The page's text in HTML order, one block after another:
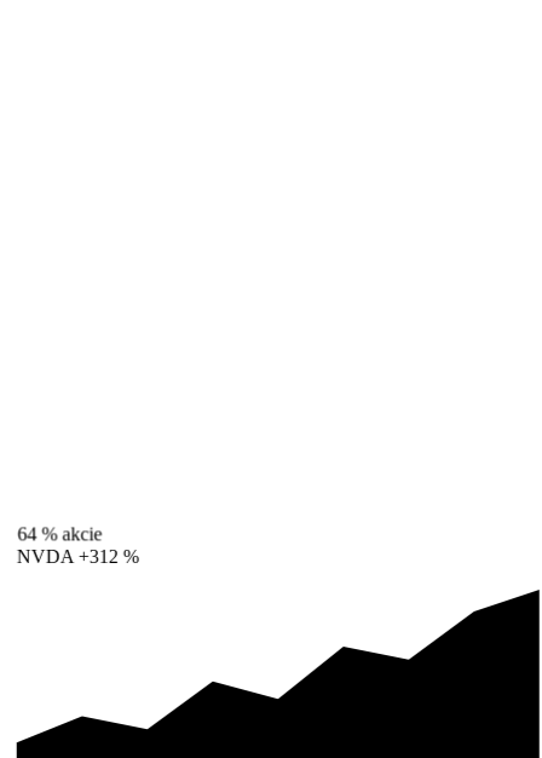
64 % akcie
NVDA +312 %